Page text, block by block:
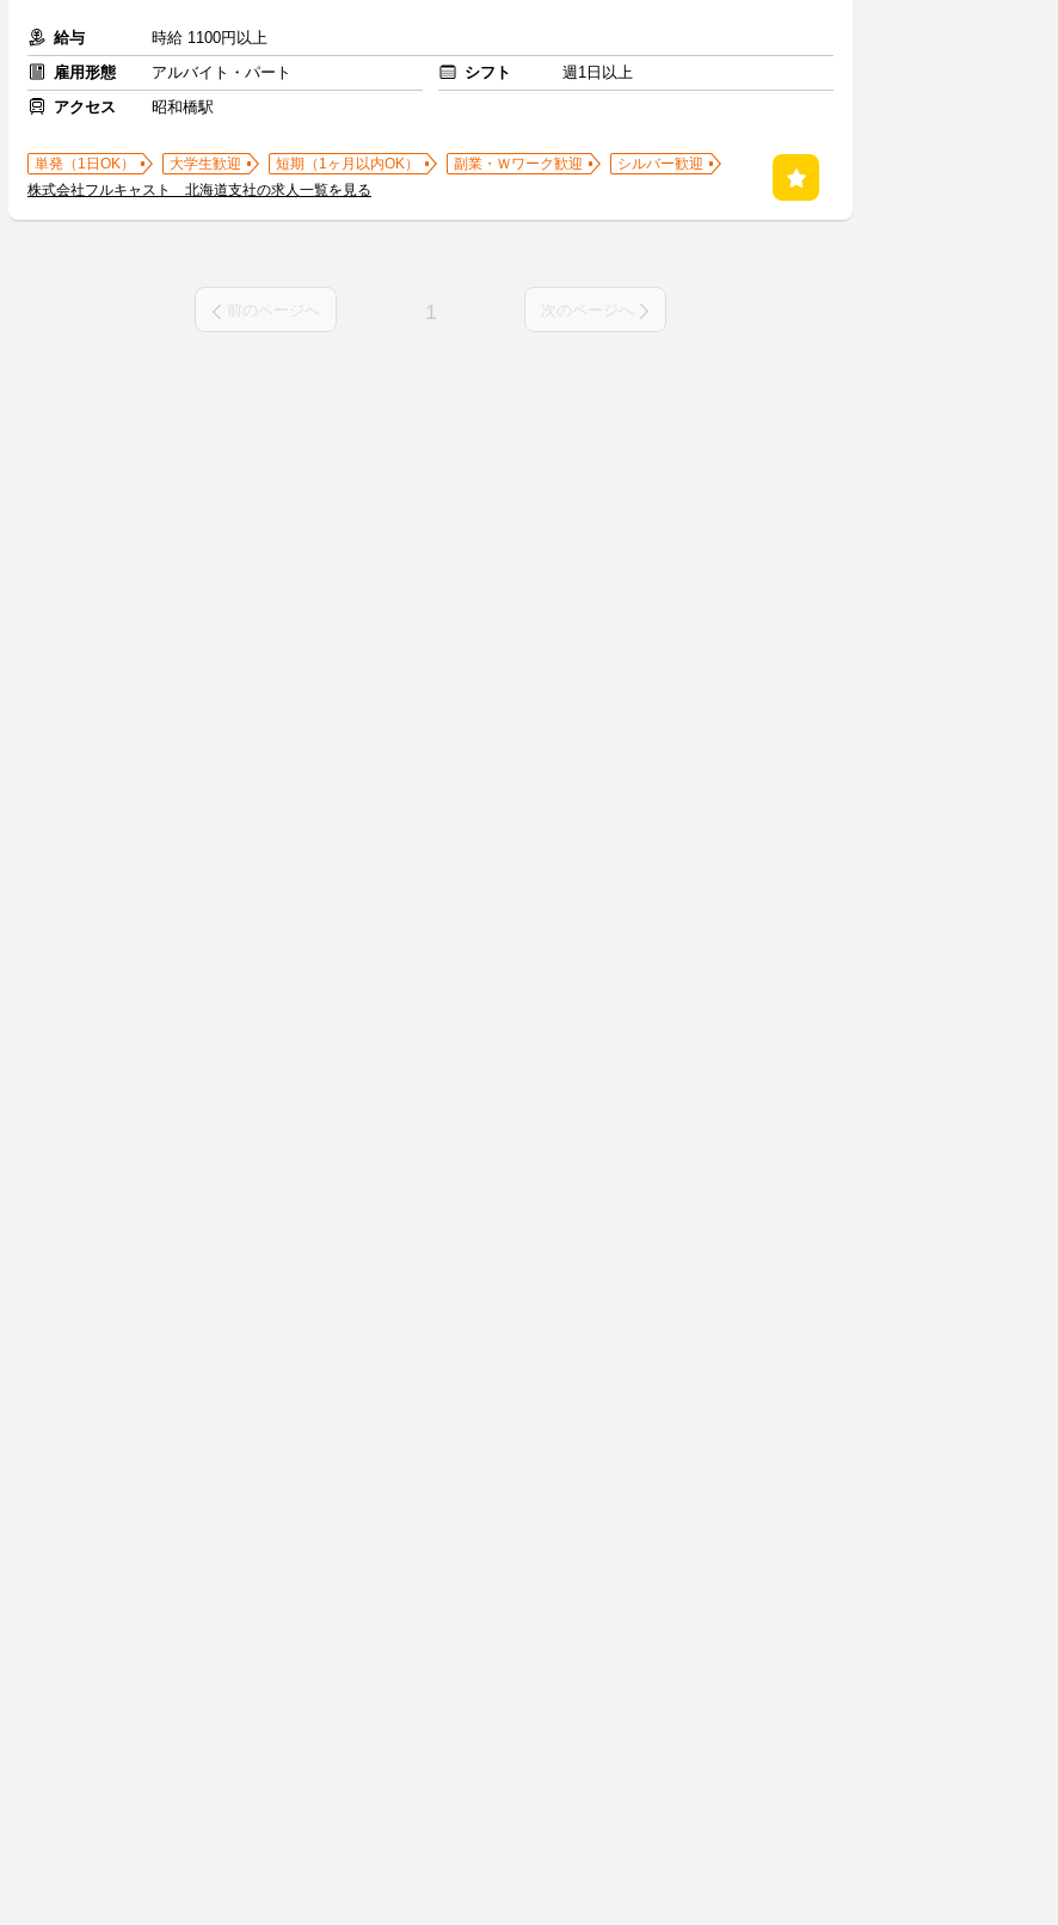
給与
時給 1100円以上
雇用形態
アルバイト・パート シフト
週1日以上
アクセス
昭和橋駅
単発（1日OK） 大学生歓迎 短期（1ヶ月以内OK） 副業・Ｗワーク歓迎
シルバー歓迎
株式会社フルキャスト 北海道支社の求人一覧を見る
前のページへ 1 次のページへ